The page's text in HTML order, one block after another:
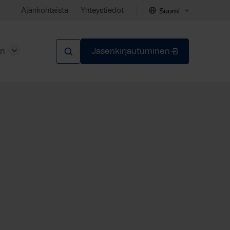
Ajankohtaista Yhteystiedot Suomi
Jäsenkirjautuminen